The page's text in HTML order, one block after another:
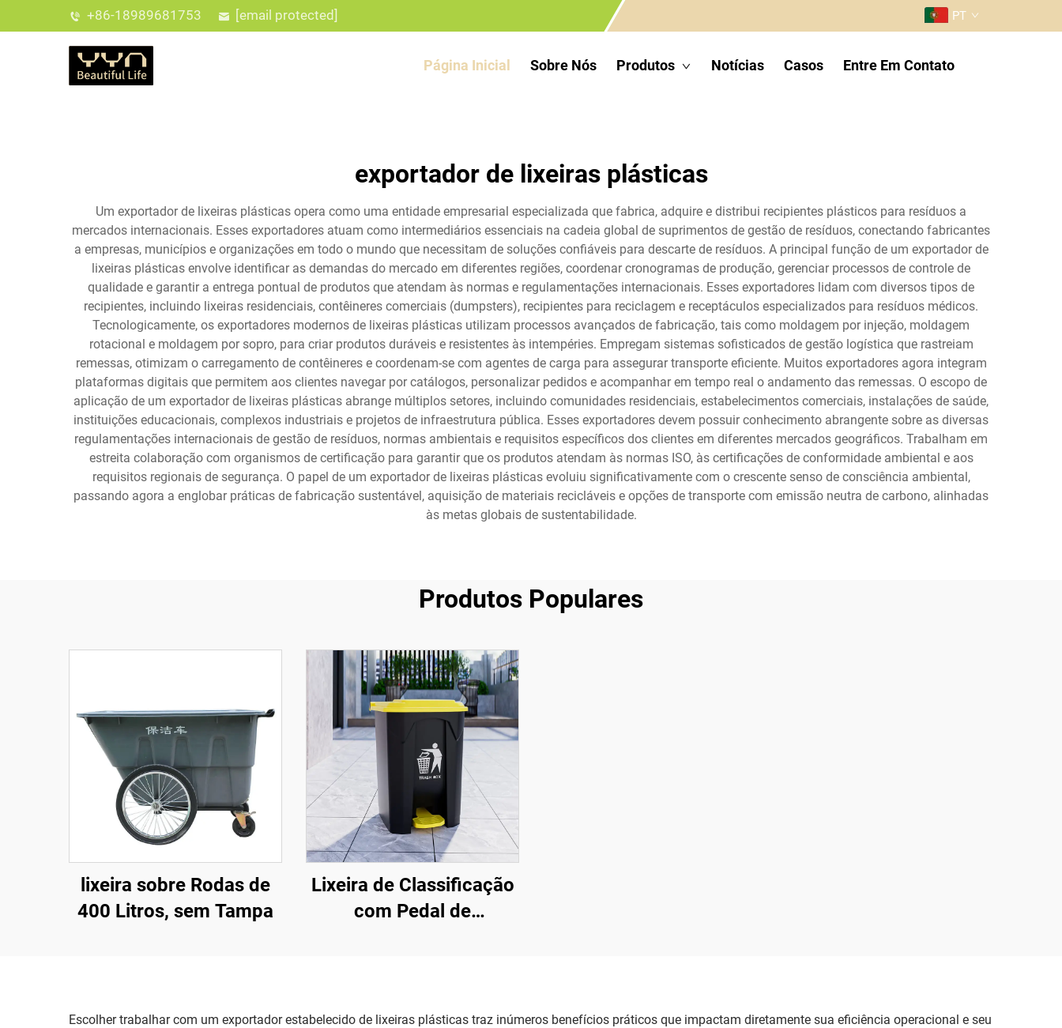
+86-18989681753 [email protected] PT
Página Inicial Sobre Nós Produtos Notícias Casos Entre Em Contato
exportador de lixeiras plásticas
Um exportador de lixeiras plásticas opera como uma entidade empresarial especializada que fabrica, adquire e distribui recipientes plásticos para resíduos a
mercados internacionais. Esses exportadores atuam como intermediários essenciais na cadeia global de suprimentos de gestão de resíduos, conectando fabricantes
a empresas, municípios e organizações em todo o mundo que necessitam de soluções confiáveis para descarte de resíduos. A principal função de um exportador de
lixeiras plásticas envolve identificar as demandas do mercado em diferentes regiões, coordenar cronogramas de produção, gerenciar processos de controle de
qualidade e garantir a entrega pontual de produtos que atendam às normas e regulamentações internacionais. Esses exportadores lidam com diversos tipos de
recipientes, incluindo lixeiras residenciais, contêineres comerciais (dumpsters), recipientes para reciclagem e receptáculos especializados para resíduos médicos.
Tecnologicamente, os exportadores modernos de lixeiras plásticas utilizam processos avançados de fabricação, tais como moldagem por injeção, moldagem
rotacional e moldagem por sopro, para criar produtos duráveis e resistentes às intempéries. Empregam sistemas sofisticados de gestão logística que rastreiam
remessas, otimizam o carregamento de contêineres e coordenam-se com agentes de carga para assegurar transporte eficiente. Muitos exportadores agora integram
plataformas digitais que permitem aos clientes navegar por catálogos, personalizar pedidos e acompanhar em tempo real o andamento das remessas. O escopo de
aplicação de um exportador de lixeiras plásticas abrange múltiplos setores, incluindo comunidades residenciais, estabelecimentos comerciais, instalações de saúde,
instituições educacionais, complexos industriais e projetos de infraestrutura pública. Esses exportadores devem possuir conhecimento abrangente sobre as diversas
regulamentações internacionais de gestão de resíduos, normas ambientais e requisitos específicos dos clientes em diferentes mercados geográficos. Trabalham em
estreita colaboração com organismos de certificação para garantir que os produtos atendam às normas ISO, às certificações de conformidade ambiental e aos
requisitos regionais de segurança. O papel de um exportador de lixeiras plásticas evoluiu significativamente com o crescente senso de consciência ambiental,
passando agora a englobar práticas de fabricação sustentável, aquisição de materiais recicláveis e opções de transporte com emissão neutra de carbono, alinhadas
às metas globais de sustentabilidade.
Produtos Populares
lixeira sobre Rodas de
400 Litros, sem Tampa
Lixeira de Classificação
com Pedal de
Escolher trabalhar com um exportador estabelecido de lixeiras plásticas traz inúmeros benefícios práticos que impactam diretamente sua eficiência operacional e seu